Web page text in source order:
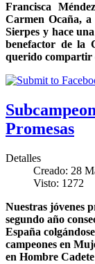
Francisca
Carmen Ocaña,
Sierpes y hace
benefactor de la
querido compartir
Promesas
Detalles
Creado: 28
Visto: 1272
Nuestras jóvenes
segundo año
España
campeones en
en Hombre